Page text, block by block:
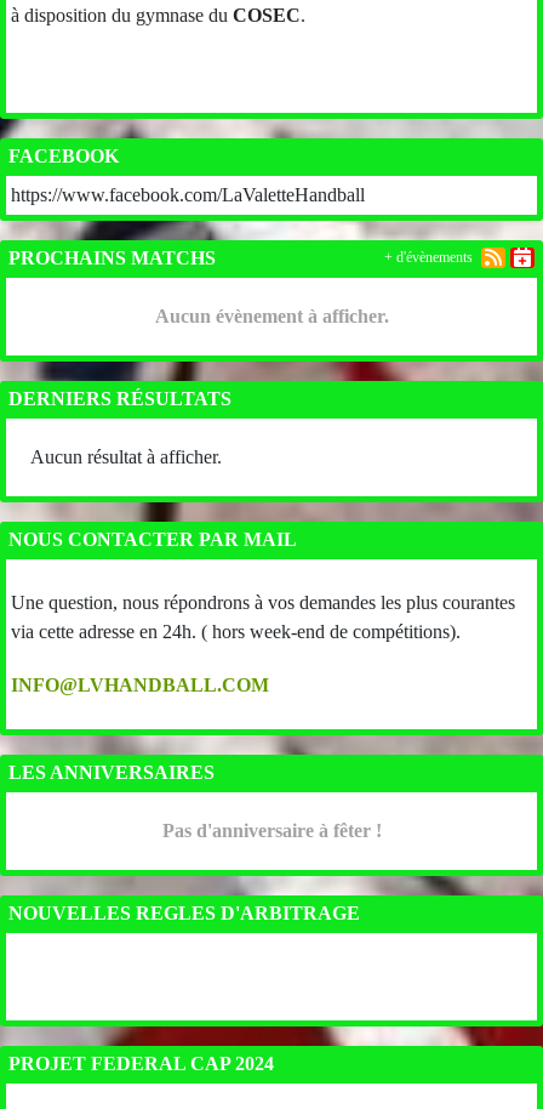
à disposition du gymnase du COSEC.
FACEBOOK
https://www.facebook.com/LaValetteHandball
PROCHAINS MATCHS
Aucun évènement à afficher.
+ d'évènements
DERNIERS RÉSULTATS
Aucun résultat à afficher.
NOUS CONTACTER PAR MAIL
Une question, nous répondrons à vos demandes les plus courantes
via cette adresse en 24h. ( hors week-end de compétitions).
INFO@LVHANDBALL.COM
LES ANNIVERSAIRES
Pas d'anniversaire à fêter !
NOUVELLES REGLES D'ARBITRAGE
PROJET FEDERAL CAP 2024